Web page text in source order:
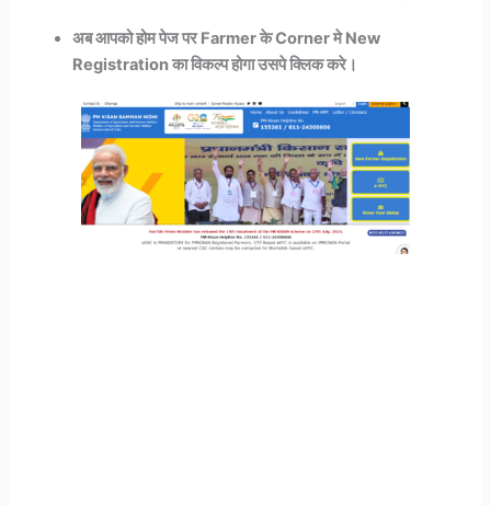
अब आपको होम पेज पर Farmer के Corner मे New
Registration का विकल्प होगा उसपे क्लिक करे।